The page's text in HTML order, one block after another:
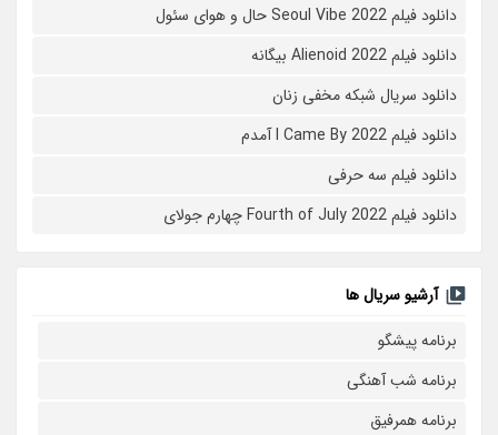
دانلود فیلم Seoul Vibe 2022 حال و هوای سئول
دانلود فیلم Alienoid 2022 بیگانه
دانلود سریال شبکه مخفی زنان
دانلود فیلم I Came By 2022 آمدم
دانلود فیلم سه حرفی
دانلود فیلم Fourth of July 2022 چهارم جولای
آرشیو سریال ها
برنامه پیشگو
برنامه شب آهنگی
برنامه همرفیق